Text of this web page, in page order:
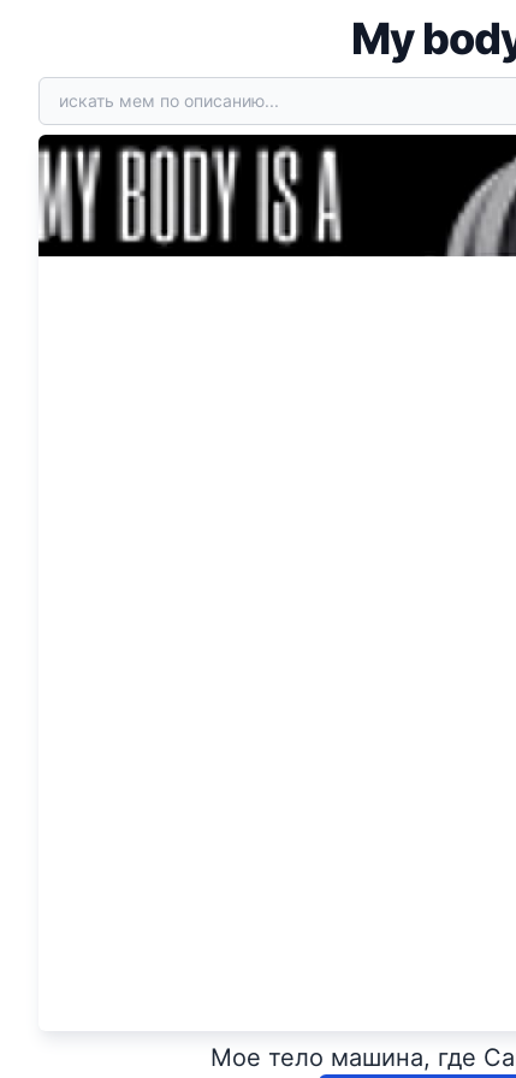
My
Мое тело машина, где